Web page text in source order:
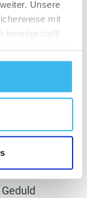
Unsere
mit
bereitgestellt
noch 24
der
lieber auf
sich das
für dich.